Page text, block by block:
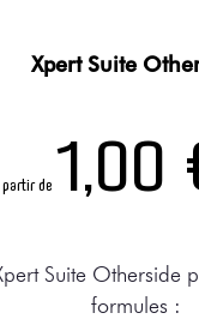
Xpert Suite
de 1,00
Suite Otherside
formules :